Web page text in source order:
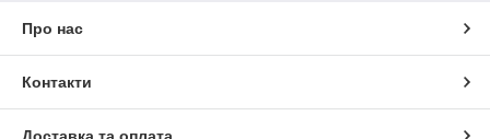
Про нас
Контакти